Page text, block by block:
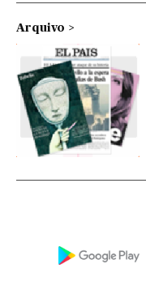
Arquivo